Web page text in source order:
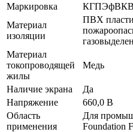
Маркировка
Материал
изоляции
ПВХ
Материал
токопроводящей
жилы
Медь
Наличие экрана
Да
Напряжение
660,0 В
Область
применения
Для
Foundation